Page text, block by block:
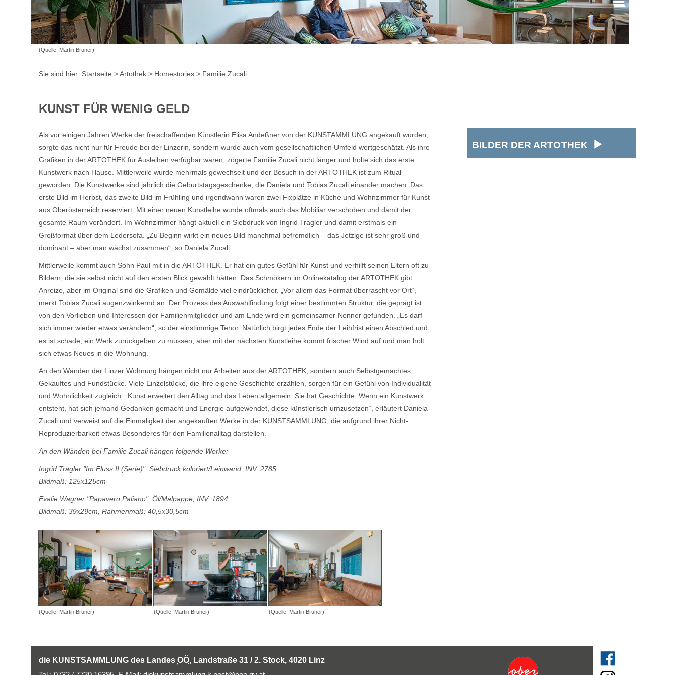
(Quelle: Martin Bruner)
Sie sind hier: Startseite > Artothek > Homestories > Familie Zucali
KUNST FÜR WENIG GELD
Als vor einigen Jahren Werke der freischaffenden Künstlerin Elisa Andeßner von der KUNSTAMMLUNG angekauft wurden,
sorgte das nicht nur für Freude bei der Linzerin, sondern wurde auch vom gesellschaftlichen Umfeld wertgeschätzt. Als ihre
Grafiken in der ARTOTHEK für Ausleihen verfügbar waren, zögerte Familie Zucali nicht länger und holte sich das erste
Kunstwerk nach Hause. Mittlerweile wurde mehrmals gewechselt und der Besuch in der ARTOTHEK ist zum Ritual
geworden: Die Kunstwerke sind jährlich die Geburtstagsgeschenke, die Daniela und Tobias Zucali einander machen. Das
erste Bild im Herbst, das zweite Bild im Frühling und irgendwann waren zwei Fixplätze in Küche und Wohnzimmer für Kunst
aus Oberösterreich reserviert. Mit einer neuen Kunstleihe wurde oftmals auch das Mobiliar verschoben und damit der
gesamte Raum verändert. Im Wohnzimmer hängt aktuell ein Siebdruck von Ingrid Tragler und damit erstmals ein
Großformat über dem Ledersofa. „Zu Beginn wirkt ein neues Bild manchmal befremdlich – das Jetzige ist sehr groß und
dominant – aber man wächst zusammen“, so Daniela Zucali.
Mittlerweile kommt auch Sohn Paul mit in die ARTOTHEK. Er hat ein gutes Gefühl für Kunst und verhilft seinen Eltern oft zu
Bildern, die sie selbst nicht auf den ersten Blick gewählt hätten. Das Schmökern im Onlinekatalog der ARTOTHEK gibt
Anreize, aber im Original sind die Grafiken und Gemälde viel eindrücklicher. „Vor allem das Format überrascht vor Ort“,
merkt Tobias Zucali augenzwinkernd an. Der Prozess des Auswahlfindung folgt einer bestimmten Struktur, die geprägt ist
von den Vorlieben und Interessen der Familienmitglieder und am Ende wird ein gemeinsamer Nenner gefunden. „Es darf
sich immer wieder etwas verändern“, so der einstimmige Tenor. Natürlich birgt jedes Ende der Leihfrist einen Abschied und
es ist schade, ein Werk zurückgeben zu müssen, aber mit der nächsten Kunstleihe kommt frischer Wind auf und man holt
sich etwas Neues in die Wohnung.
An den Wänden der Linzer Wohnung hängen nicht nur Arbeiten aus der ARTOTHEK, sondern auch Selbstgemachtes,
Gekauftes und Fundstücke. Viele Einzelstücke, die ihre eigene Geschichte erzählen, sorgen für ein Gefühl von Individualität
und Wohnlichkeit zugleich. „Kunst erweitert den Alltag und das Leben allgemein. Sie hat Geschichte. Wenn ein Kunstwerk
entsteht, hat sich jemand Gedanken gemacht und Energie aufgewendet, diese künstlerisch umzusetzen“, erläutert Daniela
Zucali und verweist auf die Einmaligkeit der angekauften Werke in der KUNSTSAMMLUNG, die aufgrund ihrer Nicht-
Reproduzierbarkeit etwas Besonderes für den Familienalltag darstellen.
An den Wänden bei Familie Zucali hängen folgende Werke:
Ingrid Tragler "Im Fluss II (Serie)", Siebdruck koloriert/Leinwand, INV.:2785
Bildmaß: 125x125cm
Evalie Wagner "Papavero Paliano", Öl/Malpappe, INV.:1894
Bildmaß: 39x29cm, Rahmenmaß: 40,5x30,5cm
(Quelle: Martin Bruner) (Quelle: Martin Bruner) (Quelle: Martin Bruner)
BILDER DER ARTOTHEK
die KUNSTSAMMLUNG des Landes OÖ, Landstraße 31 / 2. Stock, 4020 Linz